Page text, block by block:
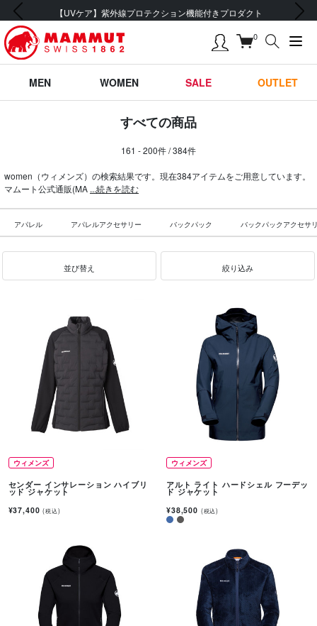
会員登録で【5,500円 (税込) 以上 送料無料】
前の画像 次の画像
0
MEN WOMEN SALE OUTLET
すべての商品
161 - 200件 / 384件
women（ウィメンズ）の検索結果です。現在384アイテムをご用意しています。
マムート公式通販(MA ...続きを読む
アパレル アパレルアクセサリー バックパック バックパックアクセサ
並び替え 絞り込み
ウィメンズ
センダー インサレーション ハイブリ
ッド ジャケット
¥37,400(税込)
ウィメンズ
アルト ライト ハードシェル フーデッ
ド ジャケット
¥38,500 (税込)